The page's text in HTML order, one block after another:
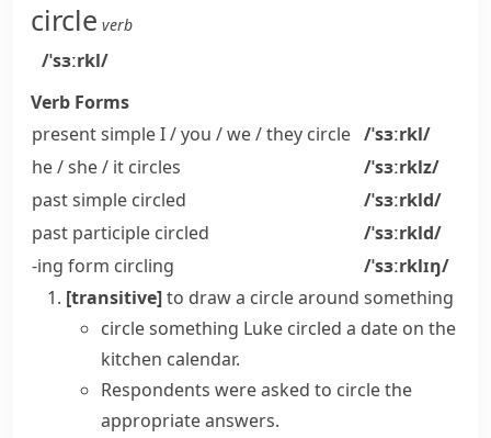
circle verb
/ˈsɜːrkl/
Verb Forms
present simple I / you / we / they circle /ˈsɜːrkl/
he / she / it circles
/ˈsɜːrklz/
past simple circled
/ˈsɜːrkld/
past participle circled
/ˈsɜːrkld/
-ing form circling
/ˈsɜːrklɪŋ/
[transitive]to draw a circle around something
circle something Luke circled a date on the
kitchen calendar.
Respondents were asked to circle the
appropriate answers.